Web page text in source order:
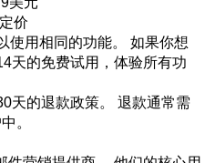
价
使用相同的功能。 如果你想
天的免费试用，体验所有功
天的退款政策。 退款通常需
。